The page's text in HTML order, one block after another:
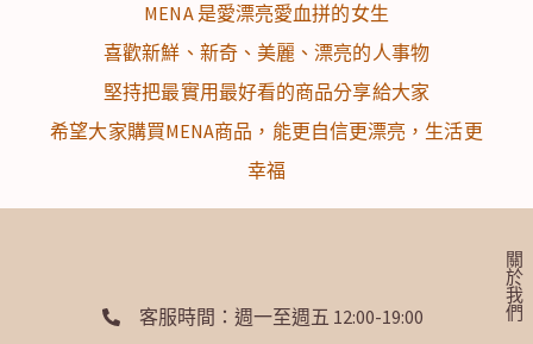
MENA 是愛漂亮愛血拼的女生
喜歡新鮮、新奇、美麗、漂亮的人事物
堅持把最實用最好看的商品分享給大家
希望大家購買MENA商品，能更自信更漂亮，生活更
幸福
客服時間：週一至週五 12:00-19:00
關
於
我
們